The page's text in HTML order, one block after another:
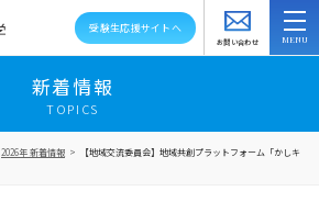
受験生応援サイトへ
お問い合わせ
アクセス
新着情報
TOPICS
2026年 新着情報 >
【地域交流委員会】地域共創プラットフォーム「かしキ